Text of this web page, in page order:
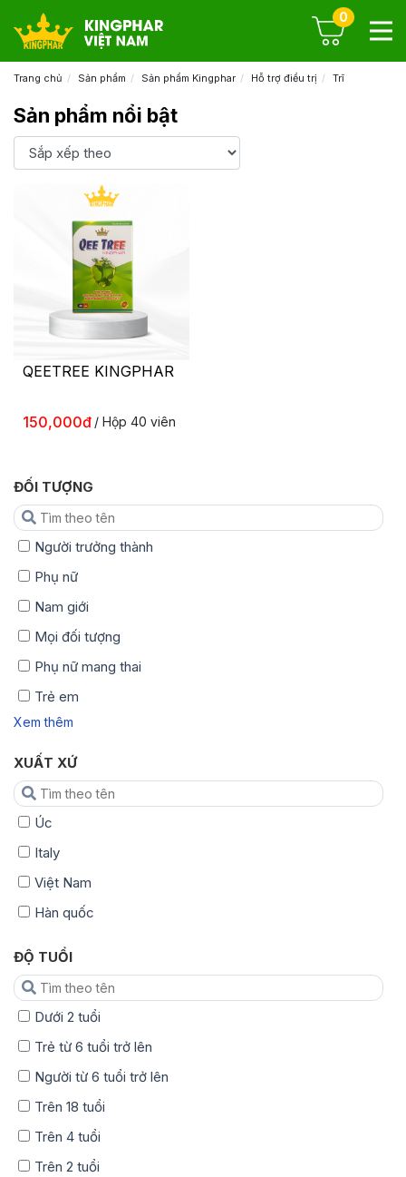
0
Trang chủ Sản phẩm Sản phẩm Kingphar Hỗ trợ điều trị Trĩ
ĐỐI TƯỢNG
Người trưởng thành
Phụ nữ
Nam giới
Mọi đối tượng
Phụ nữ mang thai
Trẻ em
Xem thêm
XUẤT XỨ
Úc
Italy
Việt Nam
Hàn quốc
ĐỘ TUỔI
Dưới 2 tuổi
Trẻ từ 6 tuổi trở lên
Người từ 6 tuổi trở lên
Trên 18 tuổi
Trên 4 tuổi
Trên 2 tuổi
Sản phẩm nổi bật
QEETREE KINGPHAR
150,000đ / Hộp 40 viên